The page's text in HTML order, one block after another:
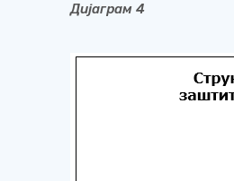
Дијаграм4